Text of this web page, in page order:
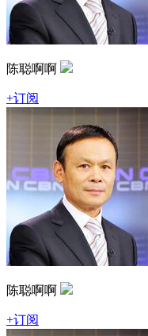
陈聪啊啊
+订阅
陈聪啊啊
+订阅